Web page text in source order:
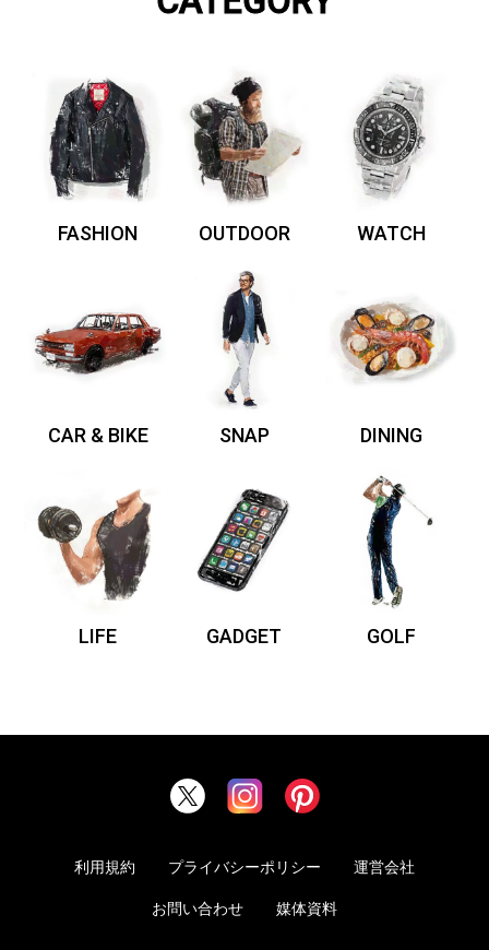
FASHION OUTDOOR WATCH
CAR & BIKE SNAP DINING
LIFE GADGET GOLF
利用規約 プライバシーポリシー 運営会社
お問い合わせ 媒体資料